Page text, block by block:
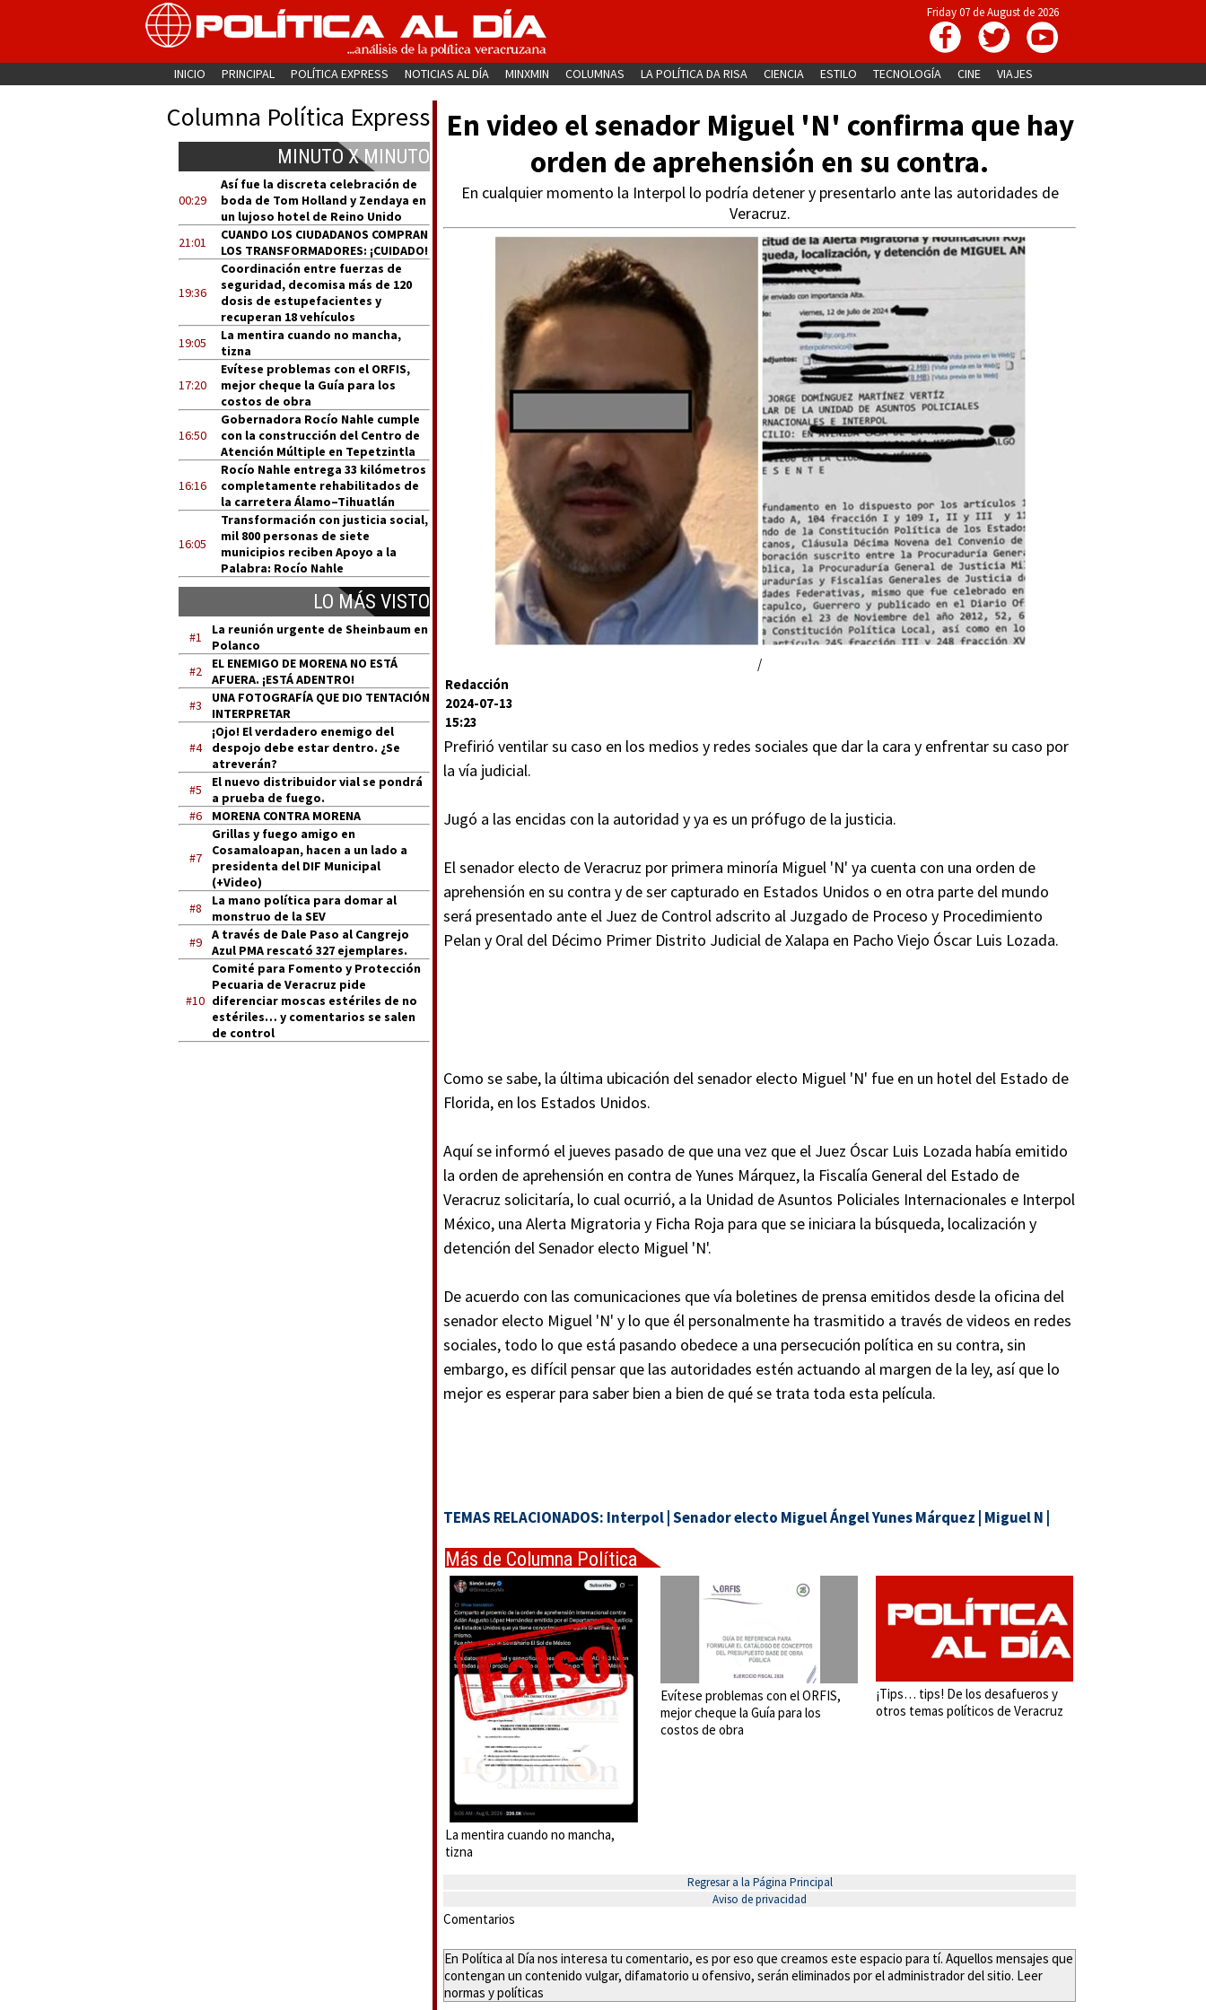
Friday 07 de August de 2026
INICIO PRINCIPAL POLÍTICA EXPRESS NOTICIAS AL DÍA MINXMIN COLUMNAS LA POLÍTICA DA RISA CIENCIA ESTILO TECNOLOGÍA CINE VIAJES
Columna Política Express
MINUTO X MINUTO
00:29
Así fue la discreta celebración de
boda de Tom Holland y Zendaya en
un lujoso hotel de Reino Unido
21:01
CUANDO LOS CIUDADANOS COMPRAN
LOS TRANSFORMADORES: ¡CUIDADO!
19:36
Coordinación entre fuerzas de
seguridad, decomisa más de 120
dosis de estupefacientes y
recuperan 18 vehículos
19:05
La mentira cuando no mancha,
tizna
17:20
Evítese problemas con el ORFIS,
mejor cheque la Guía para los
costos de obra
16:50
Gobernadora Rocío Nahle cumple
con la construcción del Centro de
Atención Múltiple en Tepetzintla
16:16
Rocío Nahle entrega 33 kilómetros
completamente rehabilitados de
la carretera Álamo–Tihuatlán
16:05
Transformación con justicia social,
mil 800 personas de siete
municipios reciben Apoyo a la
Palabra: Rocío Nahle
LO MÁS VISTO
#1
La reunión urgente de Sheinbaum en
Polanco
#2
EL ENEMIGO DE MORENA NO ESTÁ
AFUERA. ¡ESTÁ ADENTRO!
#3
UNA FOTOGRAFÍA QUE DIO TENTACIÓN
INTERPRETAR
#4
¡Ojo! El verdadero enemigo del
despojo debe estar dentro. ¿Se
atreverán?
#5
El nuevo distribuidor vial se pondrá
a prueba de fuego.
#6
MORENA CONTRA MORENA
#7
Grillas y fuego amigo en
Cosamaloapan, hacen a un lado a
presidenta del DIF Municipal
(+Video)
#8
La mano política para domar al
monstruo de la SEV
#9
A través de Dale Paso al Cangrejo
Azul PMA rescató 327 ejemplares.
#10
Comité para Fomento y Protección
Pecuaria de Veracruz pide
diferenciar moscas estériles de no
estériles… y comentarios se salen
de control
En video el senador Miguel 'N' confirma que hay
orden de aprehensión en su contra.
En cualquier momento la Interpol lo podría detener y presentarlo ante las autoridades de
Veracruz.
/
Redacción
2024-07-13
15:23
Prefirió ventilar su caso en los medios y redes sociales que dar la cara y enfrentar su caso por
la vía judicial.
Jugó a las encidas con la autoridad y ya es un prófugo de la justicia.
El senador electo de Veracruz por primera minoría Miguel 'N' ya cuenta con una orden de
aprehensión en su contra y de ser capturado en Estados Unidos o en otra parte del mundo
será presentado ante el Juez de Control adscrito al Juzgado de Proceso y Procedimiento
Pelan y Oral del Décimo Primer Distrito Judicial de Xalapa en Pacho Viejo Óscar Luis Lozada.
Como se sabe, la última ubicación del senador electo Miguel 'N' fue en un hotel del Estado de
Florida, en los Estados Unidos.
Aquí se informó el jueves pasado de que una vez que el Juez Óscar Luis Lozada había emitido
la orden de aprehensión en contra de Yunes Márquez, la Fiscalía General del Estado de
Veracruz solicitaría, lo cual ocurrió, a la Unidad de Asuntos Policiales Internacionales e Interpol
México, una Alerta Migratoria y Ficha Roja para que se iniciara la búsqueda, localización y
detención del Senador electo Miguel 'N'.
De acuerdo con las comunicaciones que vía boletines de prensa emitidos desde la oficina del
senador electo Miguel 'N' y lo que él personalmente ha trasmitido a través de videos en redes
sociales, todo lo que está pasando obedece a una persecución política en su contra, sin
embargo, es difícil pensar que las autoridades estén actuando al margen de la ley, así que lo
mejor es esperar para saber bien a bien de qué se trata toda esta película.
TEMAS RELACIONADOS: Interpol Senador electo Miguel Ángel Yunes Márquez Miguel N
Más de Columna Política
Express
La mentira cuando no mancha,
tizna
Evítese problemas con el ORFIS,
mejor cheque la Guía para los
costos de obra
¡Tips… tips! De los desafueros y
otros temas políticos de Veracruz
Regresar a la Página Principal
Aviso de privacidad
Comentarios
En Política al Día nos interesa tu comentario, es por eso que creamos este espacio para tí. Aquellos mensajes que
contengan un contenido vulgar, difamatorio u ofensivo, serán eliminados por el administrador del sitio. Leer
normas y políticas